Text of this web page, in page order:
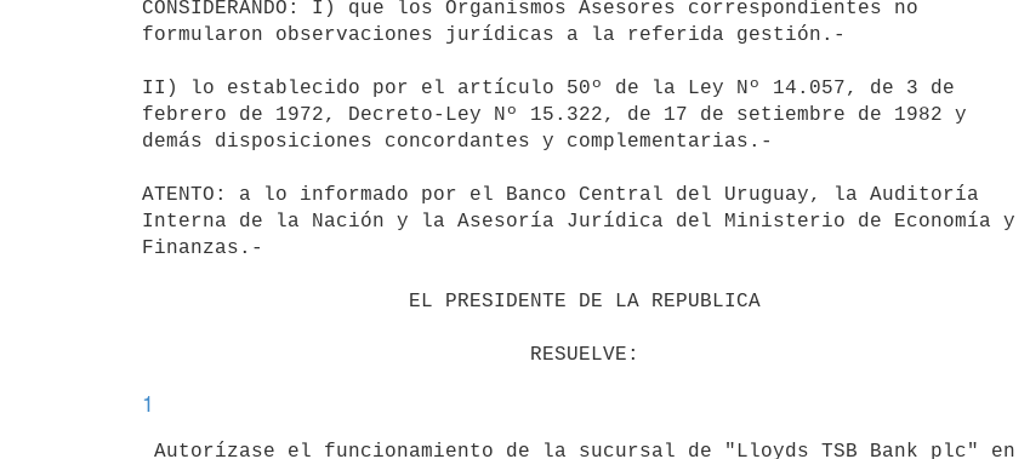
CONSIDERANDO: I) que los Organismos Asesores correspondientes no
formularon observaciones jurídicas a la referida gestión.-
II) lo establecido por el artículo 50º de la Ley Nº 14.057, de 3 de
febrero de 1972, Decreto-Ley Nº 15.322, de 17 de setiembre de 1982 y
demás disposiciones concordantes y complementarias.-
ATENTO: a lo informado por el Banco Central del Uruguay, la Auditoría
Interna de la Nación y la Asesoría Jurídica del Ministerio de Economía y
Finanzas.-
1